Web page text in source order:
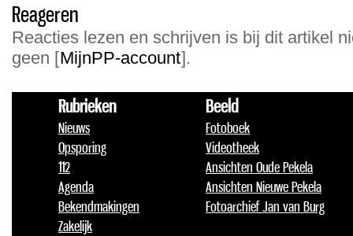
Reageren
Reacties lezen en schrijven is bij dit artikel
geen [MijnPP-account].
Rubrieken
Nieuws
Opsporing
112
Agenda
Bekendmakingen
Zakelijk
Beeld
Fotoboek
Videotheek
Ansichten Oude Pekela
Ansichten Nieuwe Pekela
Fotoarchief Jan van Burg